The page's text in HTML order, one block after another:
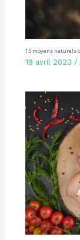
15 moyens naturels
19 avril 2023 /